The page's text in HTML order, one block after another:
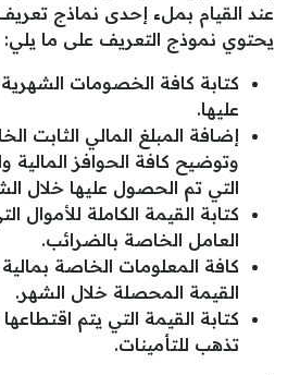
عند القيام بملء إحدى نماذج
يحتوي نموذج التعريف على ما يلي:
كتابة كافة الخصومات
عليها.
إضافة المبلغ المالي الثابت
وتوضيح كافة الحوافز المالية
التي تم الحصول عليها خلال
كتابة القيمة الكاملة
العامل الخاصة بالضرائب.
كافة المعلومات الخاصة
القيمة المحصلة خلال الشهر.
كتابة القيمة التي يتم
تذهب للتأمينات.